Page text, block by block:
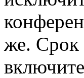
же. Срок